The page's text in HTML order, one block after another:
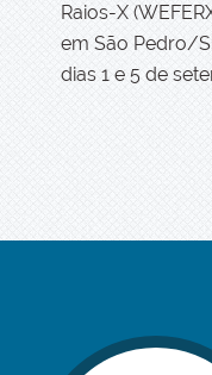
Raios-X
em São Pedro/
dias 1 e 5 de